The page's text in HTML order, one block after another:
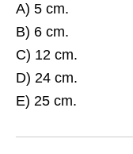
A) 5 cm.
B) 6 cm.
C) 12 cm.
D) 24 cm.
E) 25 cm.